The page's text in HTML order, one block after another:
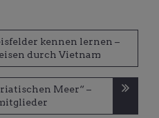
kennen lernen –
durch Vietnam
Meer“ –